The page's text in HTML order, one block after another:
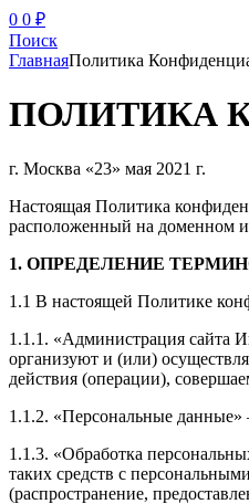
0 0 ₽
Поиск
ГлавнаяПолитика
ПОЛИТИКА
г. Москва «23» мая 2021 г.
Настоящая Политика
расположенный на доменном
1. ОПРЕДЕЛЕНИЕ
1.1 В настоящей Политике
1.1.1. «Администрация сайта
организуют и (или)
действия (операции),
1.1.2. «Персональные данные»
1.1.3. «Обработка
таких средств с
(распространение,